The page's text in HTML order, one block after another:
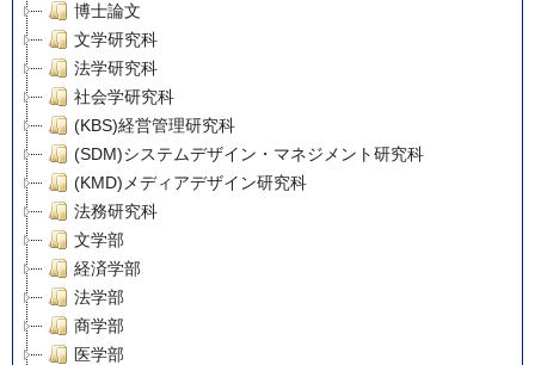
博士論文
文学研究科
法学研究科
社会学研究科
(KBS)経営管理研究科
(SDM)システムデザイン・マネジメント研究科
(KMD)メディアデザイン研究科
法務研究科
文学部
経済学部
法学部
商学部
医学部